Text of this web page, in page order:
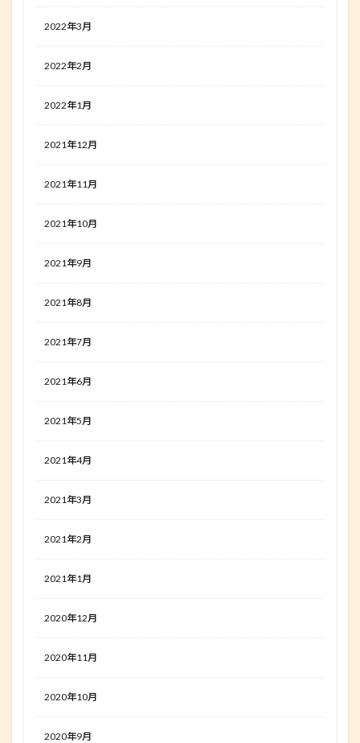
2022年3月
2022年2月
2022年1月
2021年12月
2021年11月
2021年10月
2021年9月
2021年8月
2021年7月
2021年6月
2021年5月
2021年4月
2021年3月
2021年2月
2021年1月
2020年12月
2020年11月
2020年10月
2020年9月